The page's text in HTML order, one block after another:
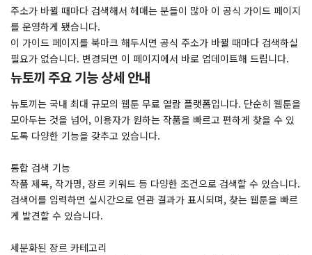
주소가 바뀔 때마다 검색해서 헤매는 분들이 많아 이 공식 가이드 페이지
를 운영하게 됐습니다.
이 가이드 페이지를 북마크 해두시면 공식 주소가 바뀔 때마다 검색하실
필요가 없습니다. 변경되면 이 페이지에서 바로 업데이트해 드립니다.
뉴토끼 주요 기능 상세 안내
뉴토끼는 국내 최대 규모의 웹툰 무료 열람 플랫폼입니다. 단순히 웹툰을
모아두는 것을 넘어, 이용자가 원하는 작품을 빠르고 편하게 찾을 수 있
도록 다양한 기능을 갖추고 있습니다.
통합 검색 기능
작품 제목, 작가명, 장르 키워드 등 다양한 조건으로 검색할 수 있습니다.
검색어를 입력하면 실시간으로 연관 결과가 표시되며, 찾는 웹툰을 빠르
게 발견할 수 있습니다.
세분화된 장르 카테고리